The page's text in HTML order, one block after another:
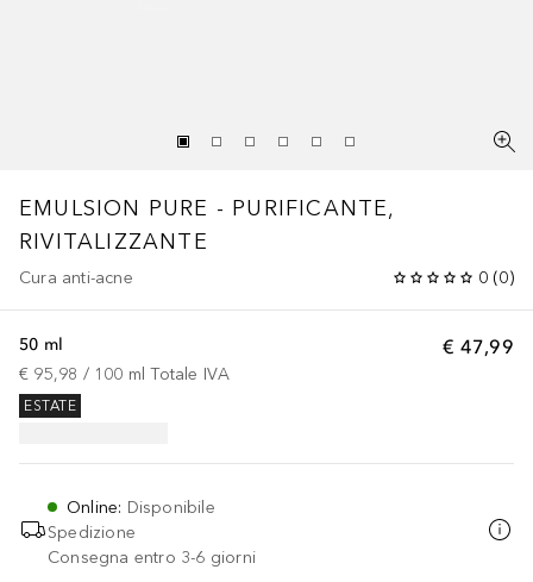
EMULSION PURE - PURIFICANTE,
RIVITALIZZANTE
Cura anti-acne 0 (0)
€ 47,99
50 ml
€ 95,98 / 100 ml Totale IVA
ESTATE
Online: Disponibile
Spedizione
Consegna entro 3-6 giorni